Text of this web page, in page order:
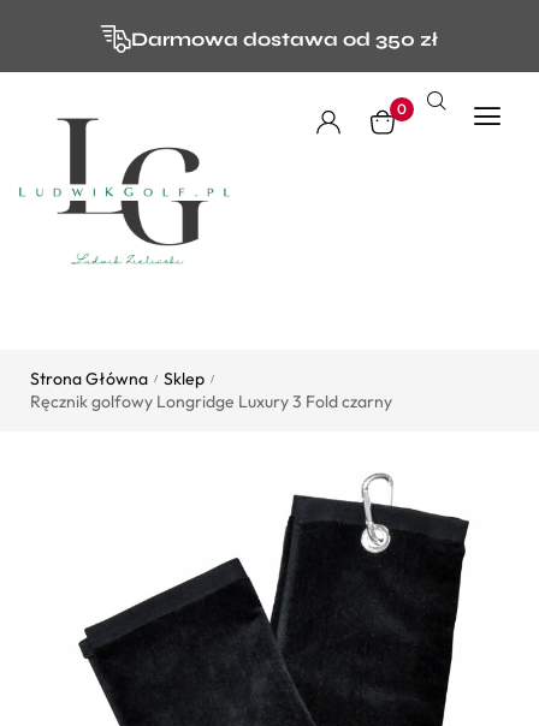
Darmowa dostawa od 350 zł
0
Strona Główna / Sklep /
Ręcznik golfowy Longridge Luxury 3 Fold czarny